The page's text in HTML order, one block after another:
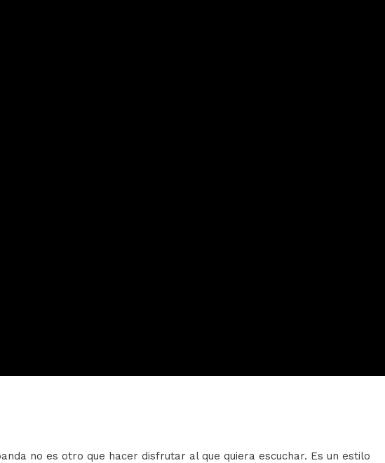
no es otro que hacer disfrutar al que quiera escuchar. Es un estilo